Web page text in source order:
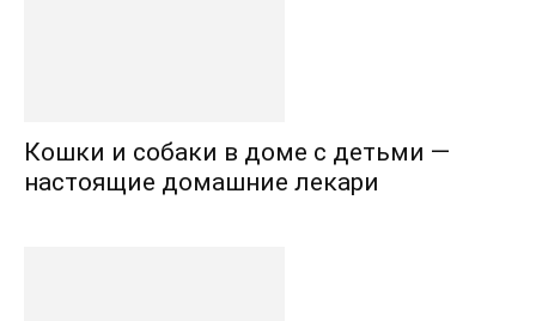
Кошки и собаки в доме с детьми —
настоящие домашние лекари